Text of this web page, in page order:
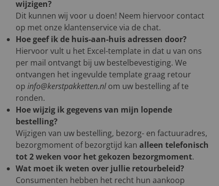
wijzigen?
Dit kunnen wij voor u doen! Neem hiervoor contact
op met onze klantenservice via de chat.
Hoe geef ik de huis-aan-huis adressen door?
Hiervoor vult u het Excel-template in dat u van ons
per mail ontvangt bij uw bestelbevestiging. We
ontvangen het ingevulde template graag retour
op info@kerstpakketten.nlom uw bestelling af te
ronden.
Hoe wijzig ik gegevens van mijn lopende
bestelling?
Wijzigen van uw bestelling, bezorg- en factuuradres,
bezorgmoment of bezorgtijd kan alleen telefonisch
tot 2 weken voor het gekozen bezorgmoment.
Wat moet ik weten over jullie retourbeleid?
Consumenten hebben het recht hun aankoop